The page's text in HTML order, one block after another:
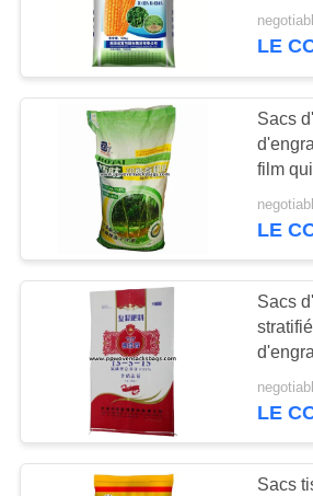
Sacs
sable
Sacs
alimentaire
de
LE
Sacs
film
BOPP
LE
Sacs
LE
Sacs